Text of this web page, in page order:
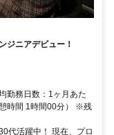
ジニアデビュー！
勤務日数：1ヶ月あた
時間 1時間00分） ※残
代活躍中！ 現在、プロ